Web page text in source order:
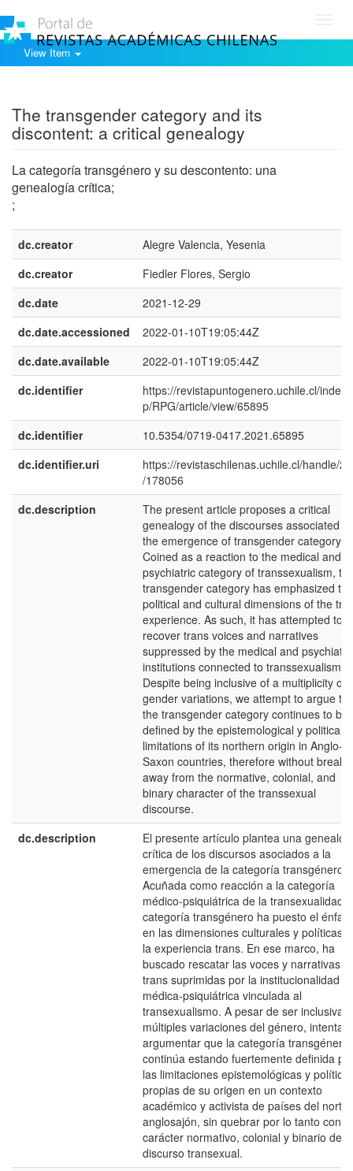
View Item
The transgender category and its
discontent: a critical genealogy
La categoría transgénero y su descontento: una
genealogía crítica;
;
dc.creator
Alegre Valencia, Yesenia
dc.creator
Fiedler Flores, Sergio
dc.date
2021-12-29
dc.date.accessioned
2022-01-10T19:05:44Z
dc.date.available
2022-01-10T19:05:44Z
dc.identifier
https://revistapuntogenero.uchile.cl/
p/RPG/article/view/65895
dc.identifier
10.5354/0719-0417.2021.65895
dc.identifier.uri
https://revistaschilenas.uchile.cl/handle/
/178056
dc.description
The present article proposes a critical
genealogy of the discourses associated
the emergence of transgender category.
Coined as a reaction to the medical and
psychiatric category of transsexualism,
transgender category has emphasized the
political and cultural dimensions of the
experience. As such, it has attempted to
recover trans voices and narratives
suppressed by the medical and
institutions connected to transsexualism.
Despite being inclusive of a multiplicity of
gender variations, we attempt to argue
the transgender category continues to be
defined by the epistemological y political
limitations of its northern origin in Anglo-
Saxon countries, therefore without
away from the normative, colonial, and
binary character of the transsexual
discourse.
dc.description
El presente artículo plantea una
crítica de los discursos asociados a la
emergencia de la categoría transgénero.
Acuñada como reacción a la categoría
médico-psiquiátrica de la transexualidad,
categoría transgénero ha puesto el
en las dimensiones culturales y políticas
la experiencia trans. En ese marco, ha
buscado rescatar las voces y narrativas
trans suprimidas por la institucionalidad
médica-psiquiátrica vinculada al
transexualismo. A pesar de ser inclusiva
múltiples variaciones del género,
argumentar que la categoría transgénero
continúa estando fuertemente definida
las limitaciones epistemológicas y
propias de su origen en un contexto
académico y activista de países del norte
anglosajón, sin quebrar por lo tanto con el
carácter normativo, colonial y binario del
discurso transexual.